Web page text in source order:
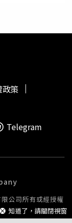
知道了，請關閉視窗
政策
Telegram
公司所有或經授權
送或公開傳輸。